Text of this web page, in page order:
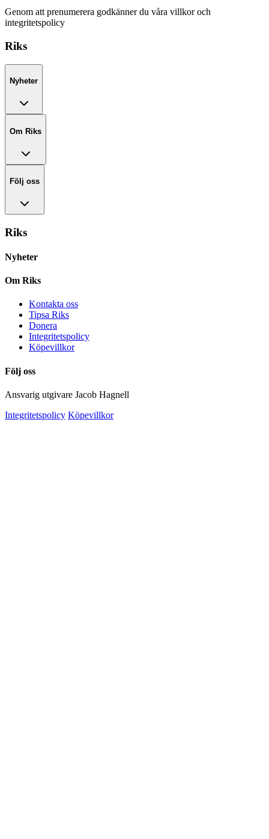
Genom att prenumerera godkänner du våra villkor och
integritetspolicy
Riks
Nyheter
Om Riks
Följ oss
Riks
Nyheter
Om Riks
Kontakta oss
Tipsa Riks
Donera
Integritetspolicy
Köpevillkor
Följ oss
Ansvarig utgivare Jacob Hagnell
Integritetspolicy Köpevillkor